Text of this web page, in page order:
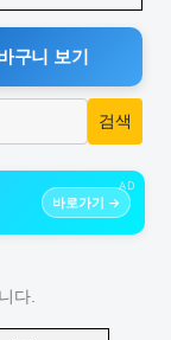
구니 보기
AD
바로가기 →
다.